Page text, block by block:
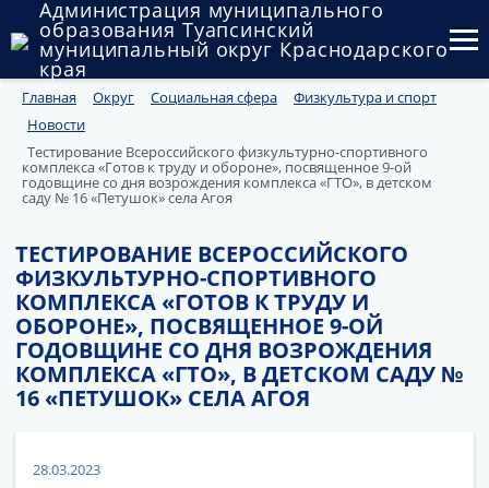
Администрация муниципального
образования Туапсинский
муниципальный округ Краснодарского
края
Округ
Администрация
Муниципальные закупки
Государственный и муниципальный контроль
Муниципальное имущество
Публичные слушания и общественные обсуждения
Документы
Главная Округ Социальная сфера
Физкультура и спорт
Новости
Тестирование Всероссийского физкультурно-спортивного
комплекса «Готов к труду и обороне», посвященное 9-ой
годовщине со дня возрождения комплекса «ГТО», в детском
саду № 16 «Петушок» села Агоя
ТЕСТИРОВАНИЕ ВСЕРОССИЙСКОГО
ФИЗКУЛЬТУРНО-СПОРТИВНОГО
КОМПЛЕКСА «ГОТОВ К ТРУДУ И
ОБОРОНЕ», ПОСВЯЩЕННОЕ 9-ОЙ
ГОДОВЩИНЕ СО ДНЯ ВОЗРОЖДЕНИЯ
КОМПЛЕКСА «ГТО», В ДЕТСКОМ САДУ №
16 «ПЕТУШОК» СЕЛА АГОЯ
28.03.2023